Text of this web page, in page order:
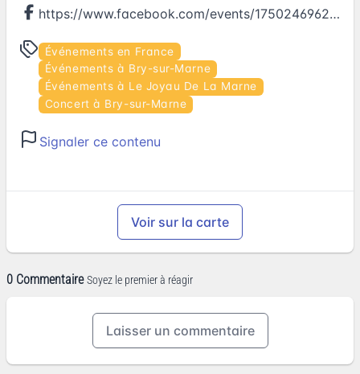
https://www.facebook.com/events/175024696280960
Événements en France
Événements à Bry-sur-Marne
Événements à Le Joyau De La Marne
Concert à Bry-sur-Marne
Signaler ce contenu
Voir sur la carte
0 Commentaire Soyez le premier à réagir
Laisser un commentaire